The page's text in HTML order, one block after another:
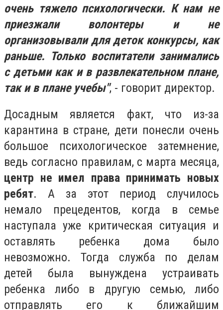
очень тяжело психологически. К нам не
приезжали волонтеры и не
организовывали для деток конкурсы, как
раньше. Только воспитатели занимались
с детьми как и в развлекательном плане,
так и в плане учебы", - говорит директор.
Досадным является факт, что из-за
карантина в стране, дети понесли очень
большое психологическое затемнение,
ведь согласно правилам, с марта месяца,
центр не имел права принимать новых
ребят. А за этот период случилось
немало прецедентов, когда в семье
наступала уже критическая ситуация и
оставлять ребенка дома было
невозможно. Тогда служба по делам
детей была вынуждена устраивать
ребенка либо в другую семью, либо
отправлять его к ближайшим